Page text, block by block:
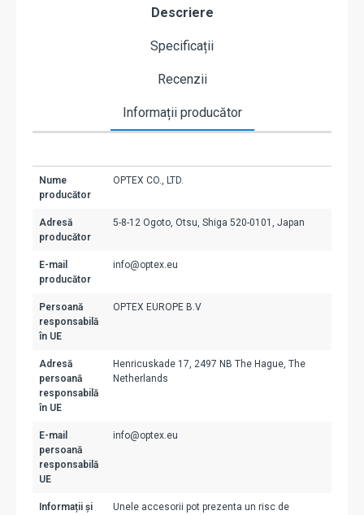
Descriere
Specificații
Recenzii
Informații producător
Nume
producător
OPTEX CO., LTD.
Adresă
producător
5-8-12 Ogoto, Otsu, Shiga 520-0101, Japan
E-mail
producător
info@optex.eu
Persoană
responsabilă
în UE
OPTEX EUROPE B.V
Adresă
persoană
responsabilă
în UE
Henricuskade 17, 2497 NB The Hague, The
Netherlands
E-mail
persoană
responsabilă
UE
info@optex.eu
Informații și
Unele accesorii pot prezenta un risc de